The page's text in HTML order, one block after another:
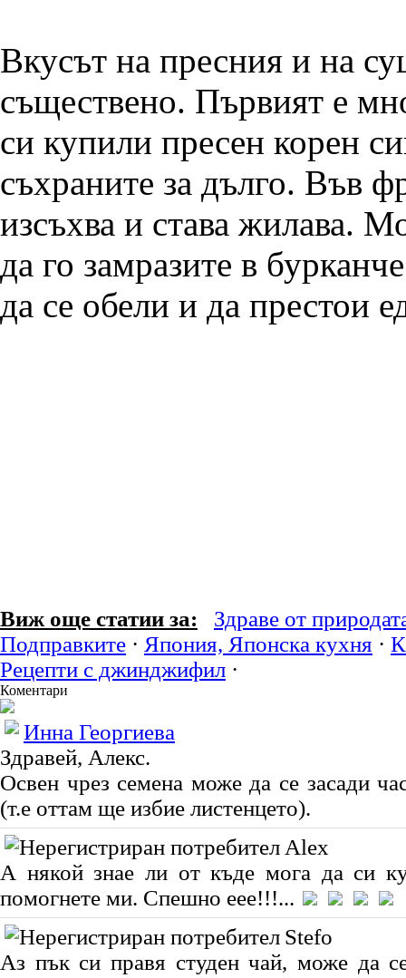
Вкусът на пресния и на
съществено. Първият е
си купили пресен корен
съхраните за дълго. Във
изсъхва и става жилава.
да го замразите в
да се обели и да престои
Виж още статии за:
Здраве от
Подправките · Япония, Японска кухня ·
Рецепти с джинджифил ·
Коментари
Инна Георгиева
Здравей, Алекс.
Освен чрез семена може да се засади
(т.е оттам ще избие листенцето).
Alex
А някой знае ли от къде мога да си
помогнете ми. Спешно еее!!!...
Stefo
Аз пък си правя студен чай, може да